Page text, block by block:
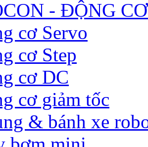
- ĐỘNG
cơ Servo
cơ Step
cơ DC
cơ giảm tốc
& bánh xe
bơm mini